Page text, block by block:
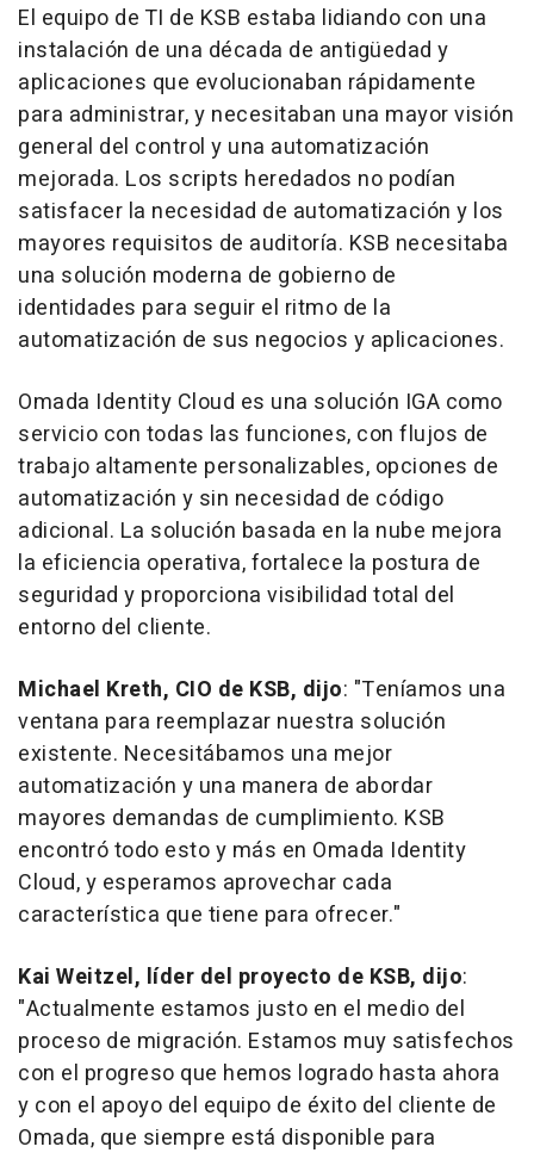
El equipo de TI de KSB estaba lidiando con una
instalación de una década de antigüedad y
aplicaciones que evolucionaban rápidamente
para administrar, y necesitaban una mayor visión
general del control y una automatización
mejorada. Los scripts heredados no podían
satisfacer la necesidad de automatización y los
mayores requisitos de auditoría. KSB necesitaba
una solución moderna de gobierno de
identidades para seguir el ritmo de la
automatización de sus negocios y aplicaciones.
Omada Identity Cloud es una solución IGA como
servicio con todas las funciones, con flujos de
trabajo altamente personalizables, opciones de
automatización y sin necesidad de código
adicional. La solución basada en la nube mejora
la eficiencia operativa, fortalece la postura de
seguridad y proporciona visibilidad total del
entorno del cliente.
Michael Kreth, CIO de KSB, dijo: "Teníamos una
ventana para reemplazar nuestra solución
existente. Necesitábamos una mejor
automatización y una manera de abordar
mayores demandas de cumplimiento. KSB
encontró todo esto y más en Omada Identity
Cloud, y esperamos aprovechar cada
característica que tiene para ofrecer."
Kai Weitzel, líder del proyecto de KSB, dijo:
"Actualmente estamos justo en el medio del
proceso de migración. Estamos muy satisfechos
con el progreso que hemos logrado hasta ahora
y con el apoyo del equipo de éxito del cliente de
Omada, que siempre está disponible para